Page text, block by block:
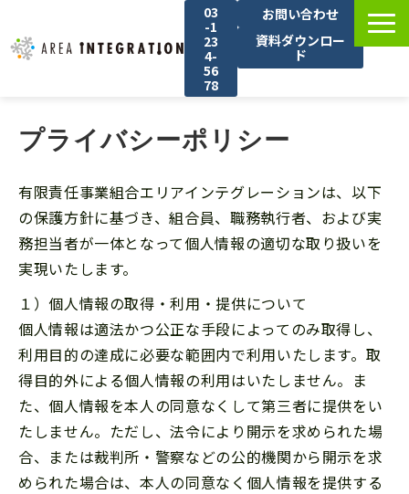
03
-1
23
4-
56
78
お問い合わせ
資料ダウンロー
ド
サービス紹介
導入事例
ブログ
プライバシーポリシー
有限責任事業組合エリアインテグレーションは、以下
の保護方針に基づき、組合員、職務執行者、および実
務担当者が一体となって個人情報の適切な取り扱いを
実現いたします。
１）個人情報の取得・利用・提供について
個人情報は適法かつ公正な手段によってのみ取得し、
利用目的の達成に必要な範囲内で利用いたします。取
得目的外による個人情報の利用はいたしません。ま
た、個人情報を本人の同意なくして第三者に提供をい
たしません。ただし、法令により開示を求められた場
合、または裁判所・警察などの公的機関から開示を求
められた場合は、本人の同意なく個人情報を提供する